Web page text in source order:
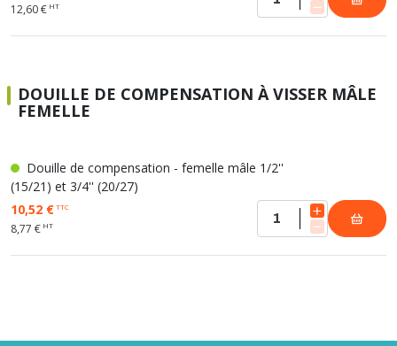
12,60 € HT
DOUILLE DE COMPENSATION À VISSER MÂLE
FEMELLE
Douille de compensation - femelle mâle 1/2''
(15/21) et 3/4'' (20/27)
10,52 €TTC
8,77 € HT